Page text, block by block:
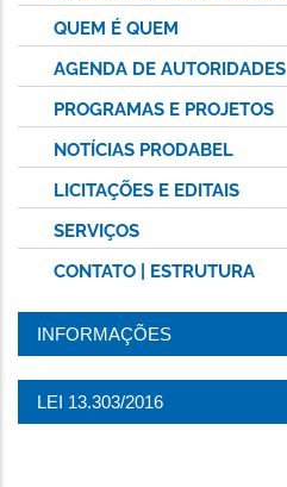
QUEM É QUEM
AGENDA DE AUTORIDADES
PROGRAMAS E PROJETOS
NOTÍCIAS PRODABEL
LICITAÇÕES E EDITAIS
SERVIÇOS
CONTATO | ESTRUTURA
INFORMAÇÕES
LEI 13.303/2016